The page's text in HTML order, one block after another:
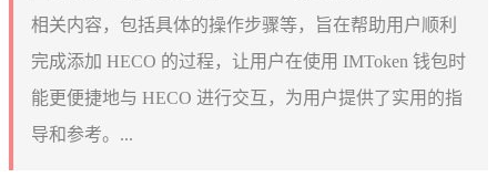
相关内容，包括具体的操作步骤等，旨在帮助用户顺利
完成添加 HECO 的过程，让用户在使用 IMToken 钱包时
能更便捷地与 HECO 进行交互，为用户提供了实用的指
导和参考。...